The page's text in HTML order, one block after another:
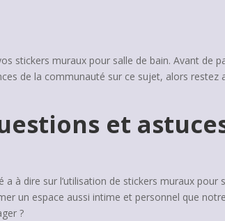
stickers muraux pour salle de bain. Avant de
de la communauté sur ce sujet, alors restez
et
à dire sur l’utilisation de stickers muraux pour
un espace aussi intime et personnel que
?